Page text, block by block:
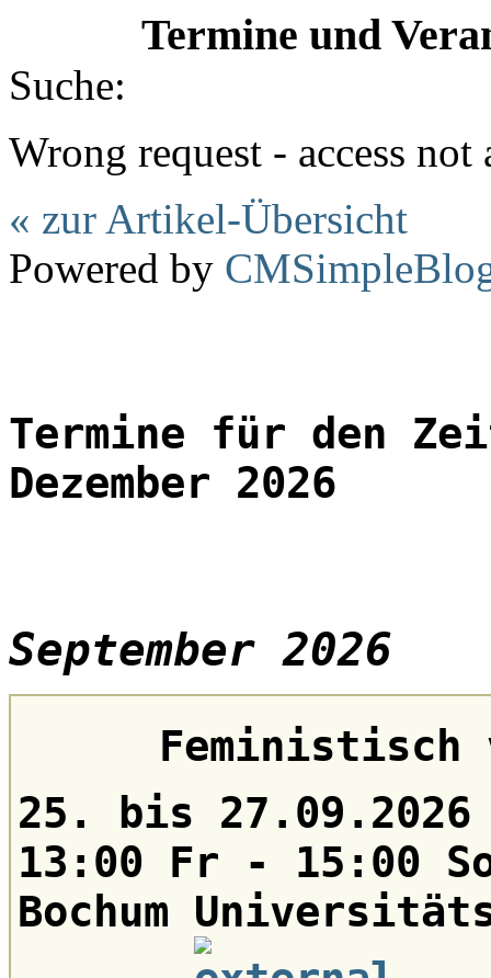
Termine und
Suche:
Wrong request - access not
« zur Artikel-Übersicht
Powered by
Termine für den
Dezember 2026
September 2026
Feministisch
25. bis 27.09.2026
13:00 Fr - 15:00
Bochum